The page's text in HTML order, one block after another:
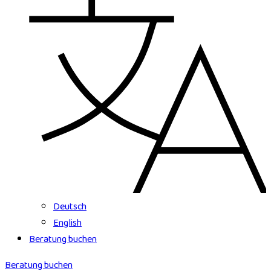
Deutsch
English
Beratung buchen
Beratung buchen